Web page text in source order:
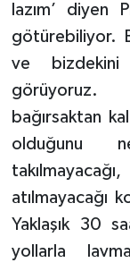
lazım’ diyen
götürebiliyor.
ve bizdekini
görüyoruz.
bağırsaktan
olduğunu
atılmayacağı
Yaklaşık 30
yollarla